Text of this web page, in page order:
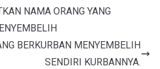
NAMA ORANG YANG
BERKURBAN MENYEMBELIH
SENDIRI KURBANNYA.